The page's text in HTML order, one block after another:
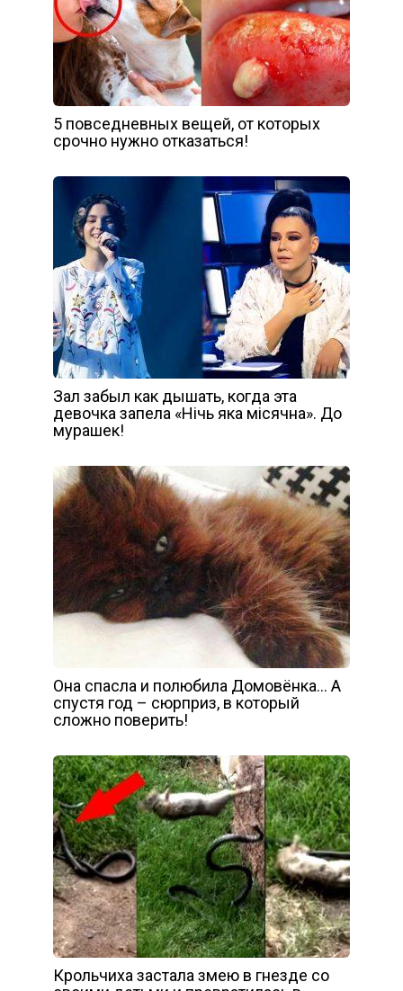
5 повседневных вещей, от которых
срочно нужно отказаться!
Зал забыл как дышать, когда эта
девочка запела «Нічь яка місячна». До
мурашек!
Она спасла и полюбила Домовёнка… А
спустя год – сюрприз, в который
сложно поверить!
Крольчиха застала змею в гнезде со